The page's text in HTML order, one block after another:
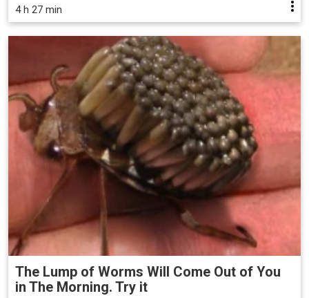
4 h 27 min
The Lump of Worms Will Come Out of You
in The Morning. Try it